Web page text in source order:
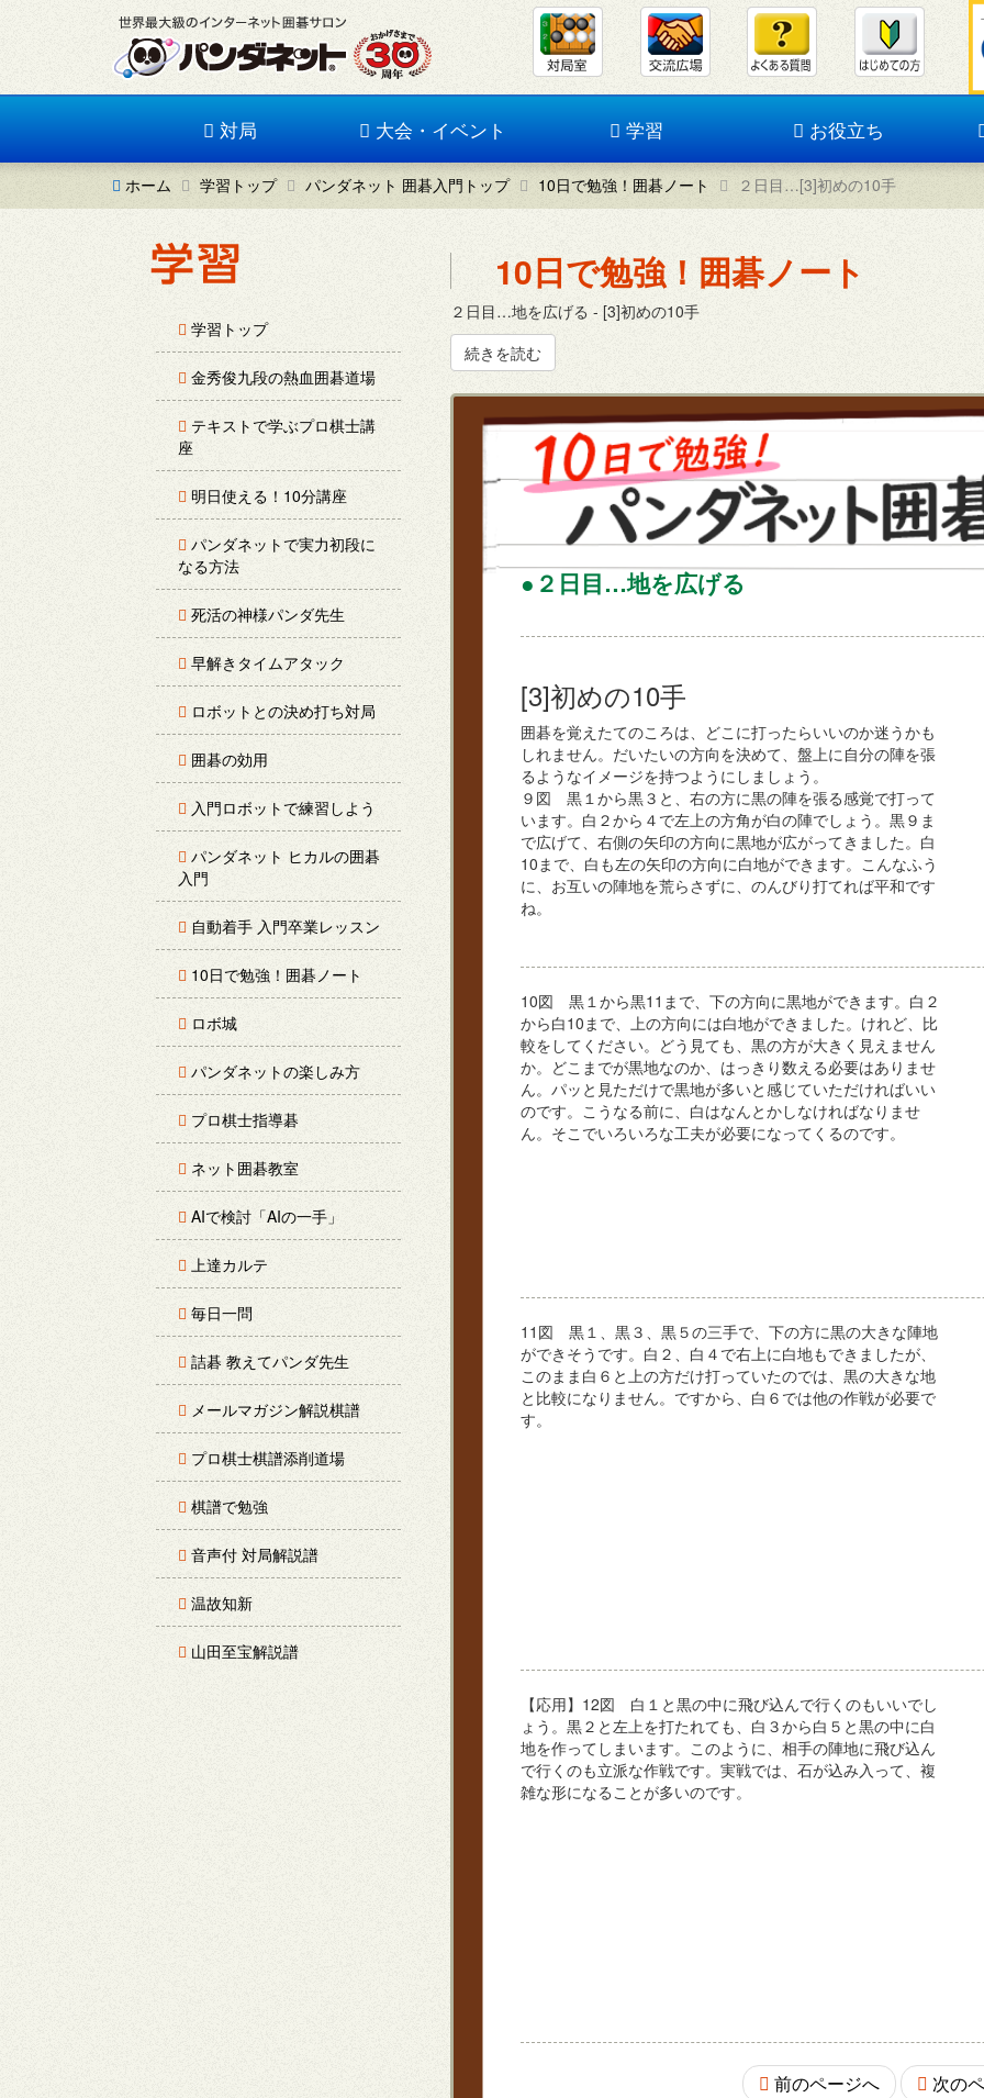
対局 大会・イベント 学習 お役立ち
ホーム 学習トップ パンダネット 囲碁入門トップ 10日で勉強！囲碁ノート ２日目…[3]初めの10手
学習トップ
金秀俊九段の熱血囲碁道場
テキストで学ぶプロ棋士講
座
明日使える！10分講座
パンダネットで実力初段に
なる方法
死活の神様パンダ先生
早解きタイムアタック
ロボットとの決め打ち対局
囲碁の効用
入門ロボットで練習しよう
パンダネット ヒカルの囲碁
入門
自動着手 入門卒業レッスン
10日で勉強！囲碁ノート
ロボ城
パンダネットの楽しみ方
プロ棋士指導碁
ネット囲碁教室
AIで検討「AIの一手」
上達カルテ
毎日一問
詰碁 教えてパンダ先生
メールマガジン解説棋譜
プロ棋士棋譜添削道場
棋譜で勉強
音声付 対局解説譜
温故知新
山田至宝解説譜
10日で勉強！囲碁ノート
２日目…地を広げる - [3]初めの10手
続きを読む
●２日目…地を広げる
[3]初めの10手
囲碁を覚えたてのころは、どこに打ったらいいのか迷うかも
しれません。だいたいの方向を決めて、盤上に自分の陣を張
るようなイメージを持つようにしましょう。
９図 黒１から黒３と、右の方に黒の陣を張る感覚で打って
います。白２から４で左上の方角が白の陣でしょう。黒９ま
で広げて、右側の矢印の方向に黒地が広がってきました。白
10まで、白も左の矢印の方向に白地ができます。こんなふう
に、お互いの陣地を荒らさずに、のんびり打てれば平和です
ね。
10図 黒１から黒11まで、下の方向に黒地ができます。白２
から白10まで、上の方向には白地ができました。けれど、比
較をしてください。どう見ても、黒の方が大きく見えません
か。どこまでが黒地なのか、はっきり数える必要はありませ
ん。パッと見ただけで黒地が多いと感じていただければいい
のです。こうなる前に、白はなんとかしなければなりませ
ん。そこでいろいろな工夫が必要になってくるのです。
11図 黒１、黒３、黒５の三手で、下の方に黒の大きな陣地
ができそうです。白２、白４で右上に白地もできましたが、
このまま白６と上の方だけ打っていたのでは、黒の大きな地
と比較になりません。ですから、白６では他の作戦が必要で
す。
【応用】12図 白１と黒の中に飛び込んで行くのもいいでし
ょう。黒２と左上を打たれても、白３から白５と黒の中に白
地を作ってしまいます。このように、相手の陣地に飛び込ん
で行くのも立派な作戦です。実戦では、石が込み入って、複
雑な形になることが多いのです。
前のページへ 次の